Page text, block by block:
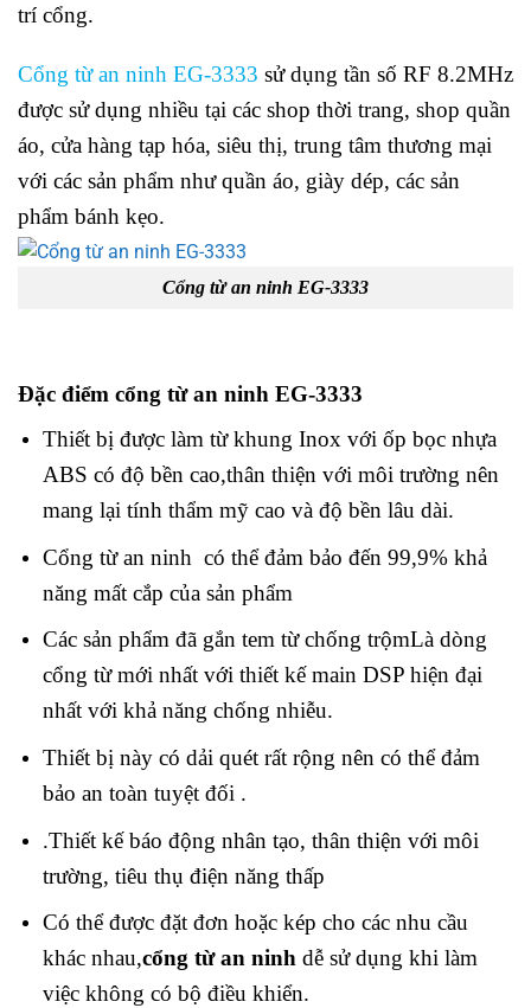
trí cổng.
Cổng từ an ninh EG-3333 sử dụng tần số RF 8.2MHz
được sử dụng nhiều tại các shop thời trang, shop quần
áo, cửa hàng tạp hóa, siêu thị, trung tâm thương mại
với các sản phẩm như quần áo, giày dép, các sản
phẩm bánh kẹo.
Cổng từ an ninh EG-3333
Đặc điểm cổng từ an ninh EG-3333
Thiết bị được làm từ khung Inox với ốp bọc nhựa
ABS có độ bền cao,thân thiện với môi trường nên
mang lại tính thẩm mỹ cao và độ bền lâu dài.
Cổng từ an ninh có thể đảm bảo đến 99,9% khả
năng mất cắp của sản phẩm
Các sản phẩm đã gắn tem từ chống trộmLà dòng
cổng từ mới nhất với thiết kế main DSP hiện đại
nhất với khả năng chống nhiễu.
Thiết bị này có dải quét rất rộng nên có thể đảm
bảo an toàn tuyệt đối .
.Thiết kế báo động nhân tạo, thân thiện với môi
trường, tiêu thụ điện năng thấp
Có thể được đặt đơn hoặc kép cho các nhu cầu
khác nhau,cổng từ an ninh dễ sử dụng khi làm
việc không có bộ điều khiển.